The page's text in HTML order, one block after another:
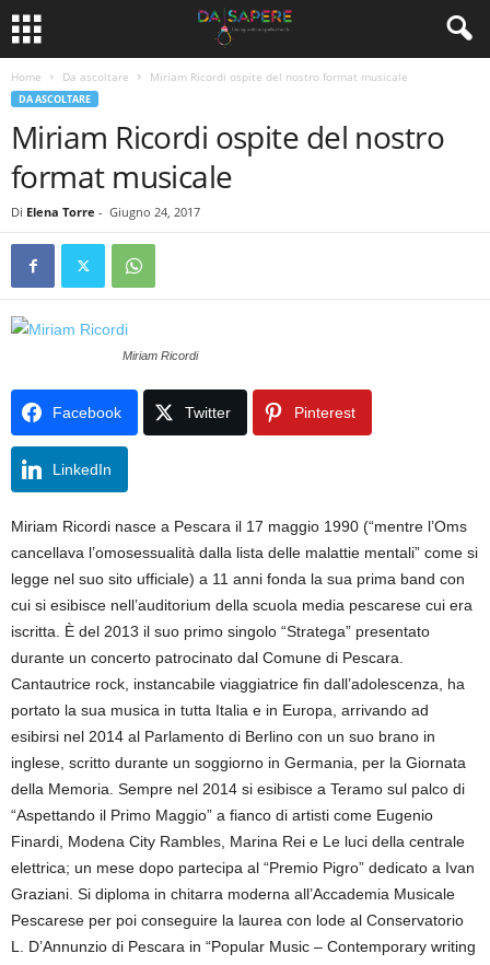
Home Da ascoltare Miriam Ricordi ospite del nostro format musicale
DA ASCOLTARE
Miriam Ricordi ospite del nostro
format musicale
Di Elena Torre - Giugno 24, 2017
Miriam Ricordi
Facebook Twitter Pinterest
LinkedIn
Miriam Ricordi nasce a Pescara il 17 maggio 1990 (“mentre l’Oms
cancellava l’omosessualità dalla lista delle malattie mentali” come si
legge nel suo sito ufficiale) a 11 anni fonda la sua prima band con
cui si esibisce nell’auditorium della scuola media pescarese cui era
iscritta. È del 2013 il suo primo singolo “Stratega” presentato
durante un concerto patrocinato dal Comune di Pescara.
Cantautrice rock, instancabile viaggiatrice fin dall’adolescenza, ha
portato la sua musica in tutta Italia e in Europa, arrivando ad
esibirsi nel 2014 al Parlamento di Berlino con un suo brano in
inglese, scritto durante un soggiorno in Germania, per la Giornata
della Memoria. Sempre nel 2014 si esibisce a Teramo sul palco di
“Aspettando il Primo Maggio” a fianco di artisti come Eugenio
Finardi, Modena City Rambles, Marina Rei e Le luci della centrale
elettrica; un mese dopo partecipa al “Premio Pigro” dedicato a Ivan
Graziani. Si diploma in chitarra moderna all’Accademia Musicale
Pescarese per poi conseguire la laurea con lode al Conservatorio
L. D’Annunzio di Pescara in “Popular Music – Contemporary writing